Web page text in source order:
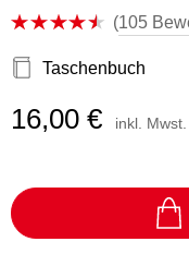
(105
Taschenbuch
16,00 € inkl. Mwst.